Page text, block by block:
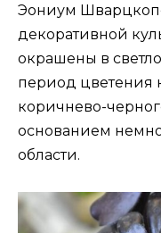
Эониум
декоративной
окрашены в
период цветения
коричнево-
основанием
области.